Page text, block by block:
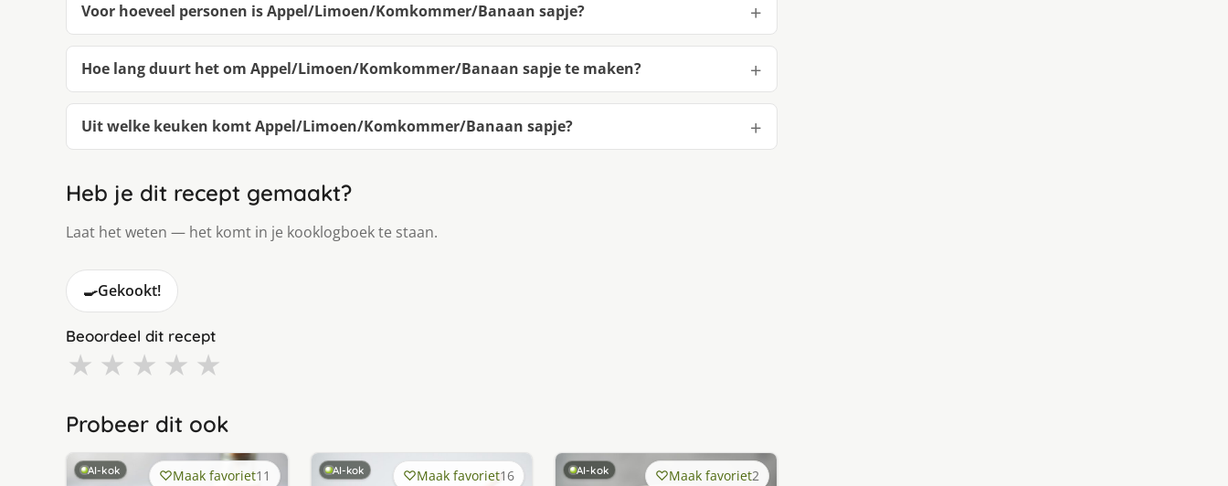
Voor hoeveel personen is Appel/Limoen/Komkommer/Banaan sapje?
Hoe lang duurt het om Appel/Limoen/Komkommer/Banaan sapje te maken?
Uit welke keuken komt Appel/Limoen/Komkommer/Banaan sapje?
Heb je dit recept gemaakt?
Laat het weten — het komt in je kooklogboek te staan.
🍳Gekookt!
Beoordeel dit recept
★ ★ ★ ★ ★
Probeer dit ook
AI-kok Maak favoriet11 AI-kok Maak favoriet16 AI-kok Maak favoriet2